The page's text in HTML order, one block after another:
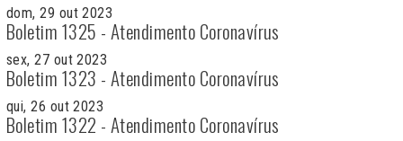
dom, 29 out 2023
Boletim 1325 - Atendimento Coronavírus
sex, 27 out 2023
Boletim 1323 - Atendimento Coronavírus
qui, 26 out 2023
Boletim 1322 - Atendimento Coronavírus